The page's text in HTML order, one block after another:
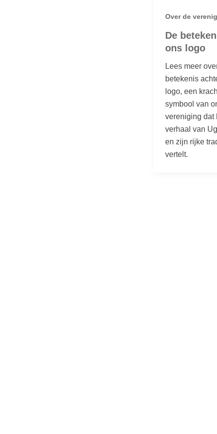
Over de
De
ons logo
Lees meer
betekenis
logo, een
symbool van
vereniging dat
verhaal van
en zijn rijke
vertelt.